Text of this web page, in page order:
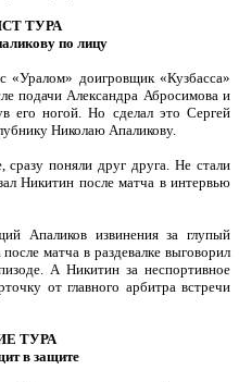
ТУРА
по лицу
«Уралом» доигровщик «Кузбасса»
подачи Александра Абросимова и
его ногой. Но сделал это Сергей
Николаю Апаликову.
поняли друг друга. Не стали
Никитин после матча в интервью
Апаликов извинения за глупый
матча в раздевалке выговорил
А Никитин за неспортивное
от главного арбитра встречи
ТУРА
в защите